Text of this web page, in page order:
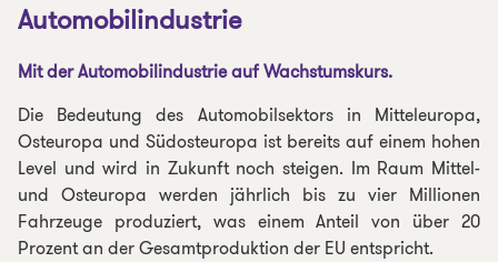
Automobilindustrie
Mit der Automobilindustrie auf Wachstumskurs.
Die Bedeutung des Automobilsektors in Mitteleuropa,
Osteuropa und Südosteuropa ist bereits auf einem hohen
Level und wird in Zukunft noch steigen. Im Raum Mittel-
und Osteuropa werden jährlich bis zu vier Millionen
Fahrzeuge produziert, was einem Anteil von über 20
Prozent an der Gesamtproduktion der EU entspricht.